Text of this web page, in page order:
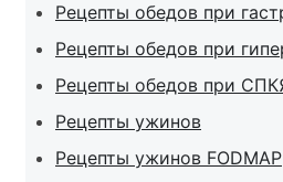
Рецепты обедов при
Рецепты обедов при
Рецепты обедов при
Рецепты ужинов
Рецепты ужинов FODMAP